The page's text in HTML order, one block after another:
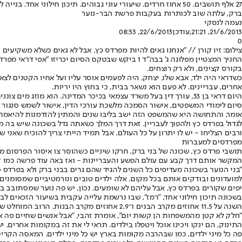
ברק, עלתה שוב לכותרות בעקבות פרשת הבר-נוער
נעמה לנסקי
21/6/2013, 21:21
,עודכן22/6/2013, 08:53
0
צילום: זיו קורן // "אנחנו גאים להיות מפרדס כץ, אבל לא גאים כשלא
החניך המצטיין מפלוגה ג' בבה"ד 1 ביקש שבטקס
בקורס קצינים, ולא רק רוצחים.
כשדראי היה ילד, אבא שלו, יצחק, היה לפעמים אוסר עליו ועל אחיו הקטנים
אחרים, עבריינים. לא פעם הוא נשאר בבית, כי בחוץ היו יריות.
היום דראי בן 33, עורך דין בעל משרד עצמאי בכיכר המדינה. הוא
אומר, והתחושה היא שהמשפט הזה ישב בליבו שנים והמתין להזדמנות
לגדול בפרדס כץ ולהפוך לעבריין. זאת דרך המלך כשאתה גדל בשכונה שיש
ורבים הצליחו - יש לו יתרון על כל העולם. אבל תמיד הייתי צריך להוכיח
מפרדסים למעברות
תושבי פרדס כץ, שכונה של בני ברק, חרקו שיניים כשהוסר צו איסור
המקשר אותם דרך קבע עם עולם הפשע והעבריינות - ואז באה עוד פרשה
למועדונים ובודקים אותם בכל מקום. אלה ילדים טובים ונורמטיביים
יפים שקורים בפרדס כץ, אבל עליהם לא שומעים. נכון, יש פה נוער שמסתובב
השנה על 11.5 אחוזים מקרב הבנים ו־2.9 אחוזים מקרב הבנות. הרוב המוחלט של המתגייסים בני העיר הם תושבי פרדס כץ, החילונים והדתיים, ששיעור גיוסם מוערך ביותר מ־80 אחוזים.
"חלק לא קטן מהמשפחות הן קשות יום", אומרת זהבי, "אבל אנשים שחיים פה
התינוק, הם ינקו ויכינו אוכל ויטפלו בילדים. תראי לי את זה במקומות
פה כל מיני ילדים, כמו שבהרבה מקומות בארץ יש כל מיני ילדים. המאסה